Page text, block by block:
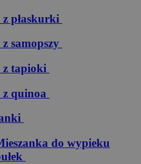
płaskurki
samopszy
tapioki
quinoa
do wypieku